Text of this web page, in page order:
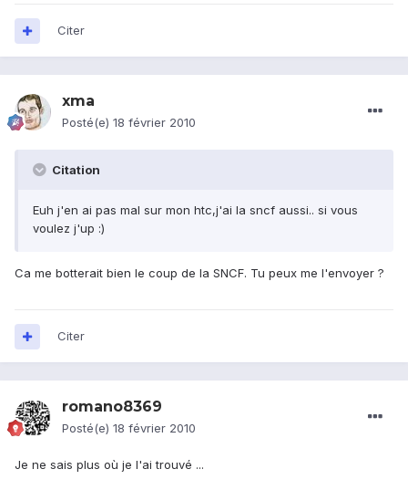
Citer
xma
Posté(e) 18 février 2010
Citation
Euh j'en ai pas mal sur mon htc,j'ai la sncf aussi.. si vous
voulez j'up :)
Ca me botterait bien le coup de la SNCF. Tu peux me l'envoyer ?
Citer
romano8369
Posté(e) 18 février 2010
Je ne sais plus où je l'ai trouvé ...